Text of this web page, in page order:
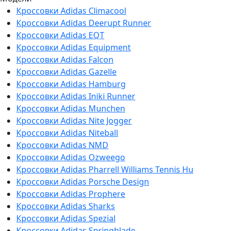
Кроссовки Adidas Climacool
Кроссовки Adidas Deerupt Runner
Кроссовки Adidas EQT
Кроссовки Adidas Equipment
Кроссовки Adidas Falcon
Кроссовки Adidas Gazelle
Кроссовки Adidas Hamburg
Кроссовки Adidas Iniki Runner
Кроссовки Adidas Munchen
Кроссовки Adidas Nite Jogger
Кроссовки Adidas Niteball
Кроссовки Adidas NMD
Кроссовки Adidas Ozweego
Кроссовки Adidas Pharrell Williams Tennis Hu
Кроссовки Adidas Porsche Design
Кроссовки Adidas Prophere
Кроссовки Adidas Sharks
Кроссовки Adidas Spezial